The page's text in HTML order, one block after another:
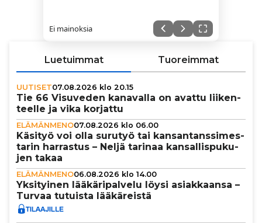
Ei mainoksia
Luetuimmat Tuoreimmat
UUTISET07.08.2026 klo 20.15
Tie 66 Visuveden kanavalla on avattu lii­ken­
teelle ja vika korjattu
ELÄMÄNMENO07.08.2026 klo 06.00
Käsityö voi olla surutyö tai kan­san­tans­si­mes­
ta­rin harrastus – Neljä tarinaa kan­sal­lis­pu­ku­
jen takaa
ELÄMÄNMENO06.08.2026 klo 14.00
Yksi­tyi­nen lää­kä­ri­pal­velu löysi asi­ak­kaansa –
Turvaa tutuista lää­kä­reistä